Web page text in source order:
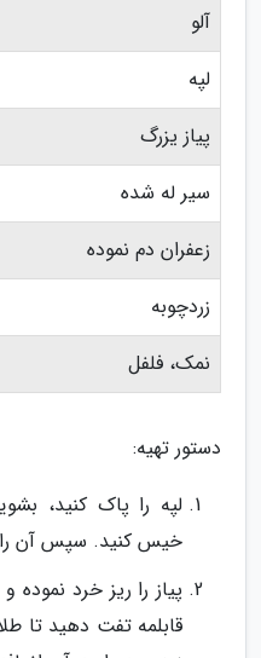
آلو
لپه
پیاز یزرگ
سیر له شده
زعفران دم نموده
زردچوبه
نمک، فلفل
دستور تهیه:
خیس کنید. سپس آن را
قابلمه تفت دهید تا